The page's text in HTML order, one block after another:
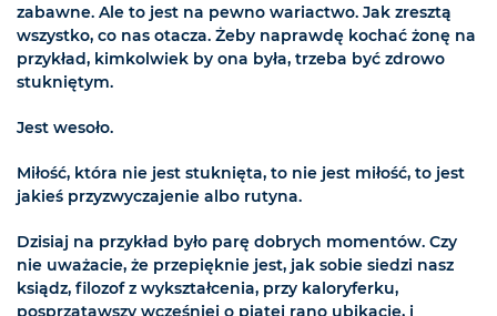
zabawne. Ale to jest na pewno wariactwo. Jak zresztą
wszystko, co nas otacza. Żeby naprawdę kochać żonę na
przykład, kimkolwiek by ona była, trzeba być zdrowo
stukniętym.
Jest wesoło.
Miłość, która nie jest stuknięta, to nie jest miłość, to jest
jakieś przyzwyczajenie albo rutyna.
Dzisiaj na przykład było parę dobrych momentów. Czy
nie uważacie, że przepięknie jest, jak sobie siedzi nasz
ksiądz, filozof z wykształcenia, przy kaloryferku,
posprzątawszy wcześniej o piątej rano ubikacje, i